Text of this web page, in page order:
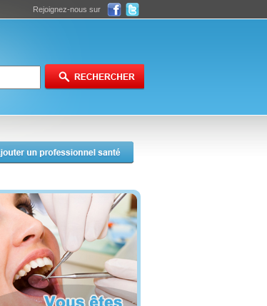
Rejoignez-nous sur